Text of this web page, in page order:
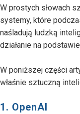
W prostych słowach
systemy, które
naśladują ludzką
działanie na
W poniższej części
właśnie sztuczną
1. OpenAI